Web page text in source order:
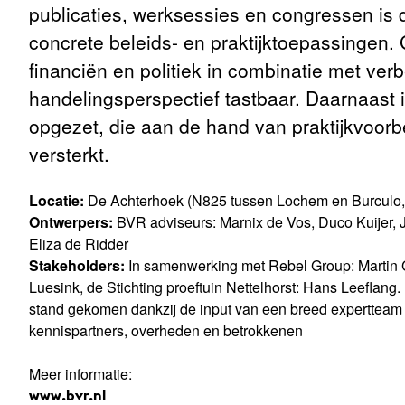
publicaties, werksessies en congressen
concrete beleids- en
financiën en politiek in combinatie met
handelingsperspectief tastbaar.
opgezet, die aan de hand van
versterkt.
Locatie: De Achterhoek (N825 tussen Lochem en
Ontwerpers: BVR adviseurs: Marnix de Vos, Duco Kuijer,
Eliza de Ridder
Stakeholders: In samenwerking met Rebel Group:
Luesink, de Stichting proeftuin Nettelhorst: Hans
stand gekomen dankzij de input van een breed
kennispartners, overheden en betrokkenen
Meer informatie:
www.bvr.nl